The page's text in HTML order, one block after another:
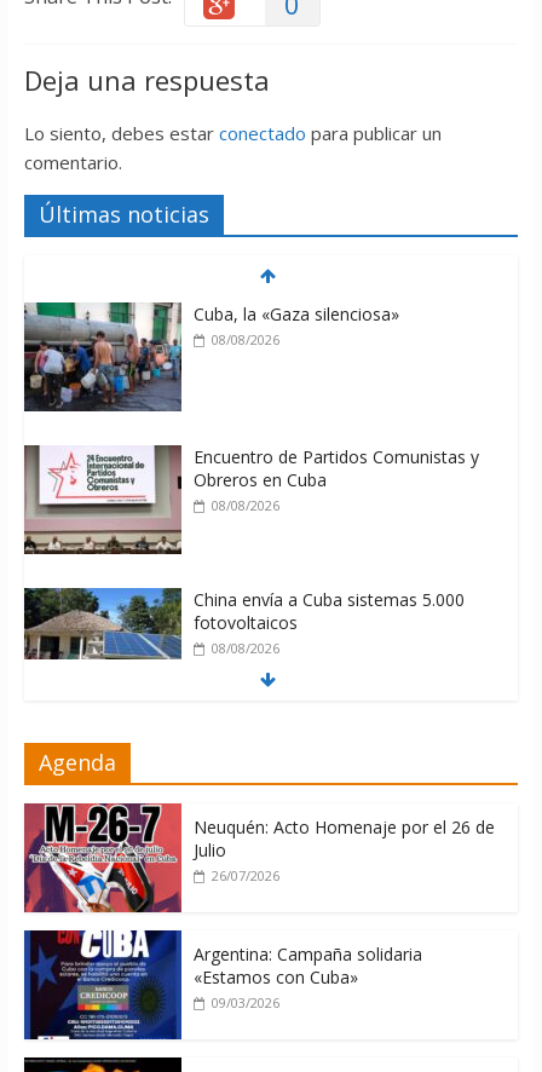
Deja una respuesta
Lo siento, debes estar conectado para publicar un
comentario.
Últimas noticias
Cuba, la «Gaza silenciosa»
08/08/2026
Encuentro de Partidos Comunistas y
Obreros en Cuba
08/08/2026
China envía a Cuba sistemas 5.000
fotovoltaicos
08/08/2026
Cuba
Agenda
Neuquén: Acto Homenaje por el 26 de
Julio
26/07/2026
Argentina: Campaña solidaria
«Estamos con Cuba»
09/03/2026